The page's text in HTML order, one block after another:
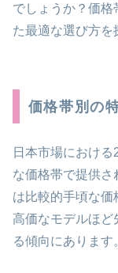
でしょうか？価
た最適な選び方を
価格帯別の
日本市場におけ
な価格帯で提供
は比較的手頃な価
高価なモデルほど
る傾向にあります